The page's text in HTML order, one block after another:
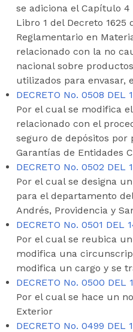
se adiciona el Capítulo
Libro 1 del Decreto 1625
Reglamentario en
relacionado con la no
nacional sobre
utilizados para envasar,
DECRETO No. 0508 DEL
Por el cual se modifica
relacionado con el
seguro de depósitos por
Garantías de Entidades
DECRETO No. 0502 DEL
Por el cual se designa
para el departamento
Andrés, Providencia y
DECRETO No. 0501 DEL
Por el cual se reubica
modifica una
modifica un cargo y se
DECRETO No. 0500 DEL
Por el cual se hace un
Exterior
DECRETO No. 0499 DEL